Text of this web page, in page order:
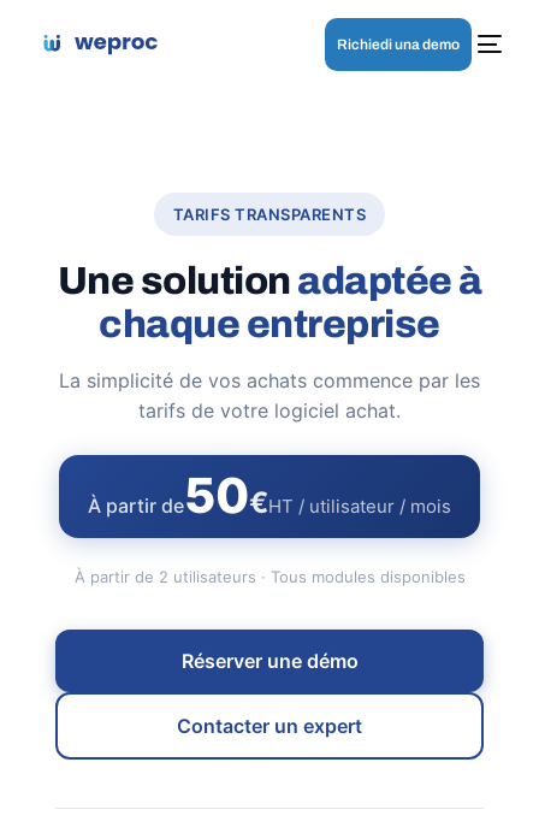
Richiedi una demo
TARIFS TRANSPARENTS
Une solution adaptée à
chaque entreprise
La simplicité de vos achats commence par les
tarifs de votre logiciel achat.
À partir de50€HT / utilisateur / mois
À partir de 2 utilisateurs · Tous modules disponibles
Réserver une démo
Contacter un expert